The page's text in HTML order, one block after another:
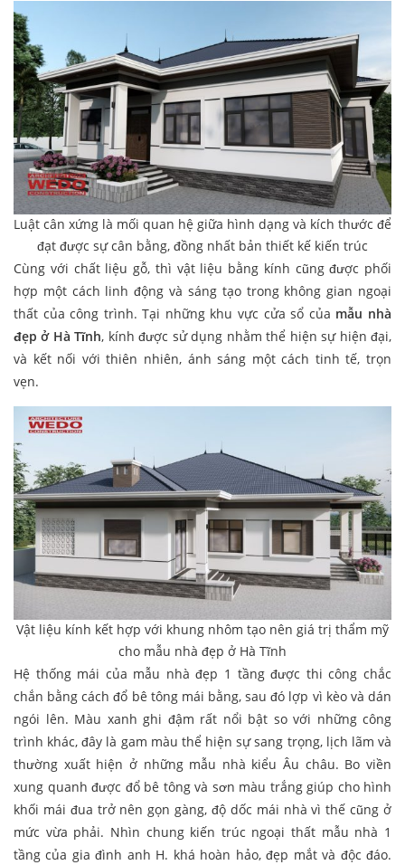
Luật cân xứng là mối quan hệ giữa hình dạng và kích thước để
đạt được sự cân bằng, đồng nhất bản thiết kế kiến trúc
Cùng với chất liệu gỗ, thì vật liệu bằng kính cũng được phối
hợp một cách linh động và sáng tạo trong không gian ngoại
thất của công trình. Tại những khu vực cửa sổ của mẫu nhà
đẹp ở Hà Tĩnh, kính được sử dụng nhằm thể hiện sự hiện đại,
và kết nối với thiên nhiên, ánh sáng một cách tinh tế, trọn
vẹn.
Vật liệu kính kết hợp với khung nhôm tạo nên giá trị thẩm mỹ
cho mẫu nhà đẹp ở Hà Tĩnh
Hệ thống mái của mẫu nhà đẹp 1 tầng được thi công chắc
chắn bằng cách đổ bê tông mái bằng, sau đó lợp vì kèo và dán
ngói lên. Màu xanh ghi đậm rất nổi bật so với những công
trình khác, đây là gam màu thể hiện sự sang trọng, lịch lãm và
thường xuất hiện ở những mẫu nhà kiểu Âu châu. Bo viền
xung quanh được đổ bê tông và sơn màu trắng giúp cho hình
khối mái đua trở nên gọn gàng, độ dốc mái nhà vì thế cũng ở
mức vừa phải. Nhìn chung kiến trúc ngoại thất mẫu nhà 1
tầng của gia đình anh H. khá hoàn hảo, đẹp mắt và độc đáo.